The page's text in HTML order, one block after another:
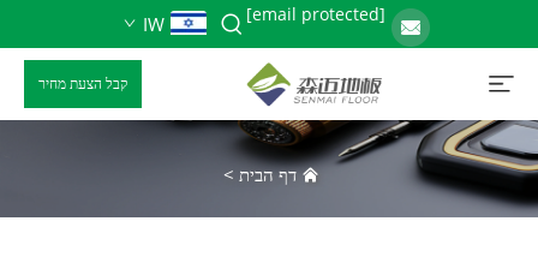
[email protected]
IW
קבל הצעת מחיר
דף הבית >